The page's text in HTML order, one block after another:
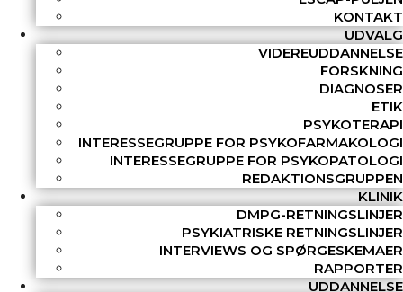
KONTAKT
UDVALG
VIDEREUDDANNELSE
FORSKNING
DIAGNOSER
ETIK
PSYKOTERAPI
INTERESSEGRUPPE FOR PSYKOFARMAKOLOGI
INTERESSEGRUPPE FOR PSYKOPATOLOGI
REDAKTIONSGRUPPEN
KLINIK
DMPG-RETNINGSLINJER
PSYKIATRISKE RETNINGSLINJER
INTERVIEWS OG SPØRGESKEMAER
RAPPORTER
UDDANNELSE